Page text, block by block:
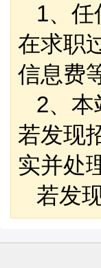
1、任
在求职
信息费
2、本
若发现
实并处
若发